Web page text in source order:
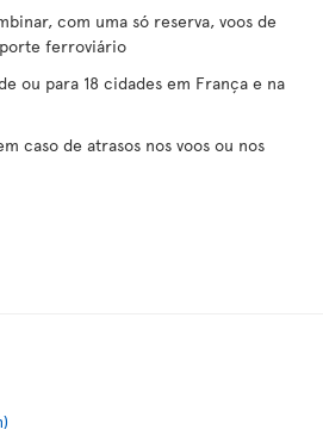
com uma só reserva, voos de
ferroviário
ou para 18 cidades em França e na
caso de atrasos nos voos ou nos